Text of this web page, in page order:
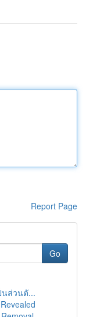
Report Page
Go
นส่วนตั...